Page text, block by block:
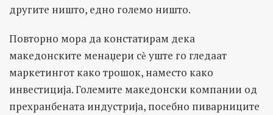
другите ништо, едно големо ништо.
Повторно мора да констатирам дека
македонските менаџери сѐ уште го гледаат
маркетингот како трошок, наместо како
инвестиција. Големите македонски компании од
прехранбената индустрија, посебно пиварниците